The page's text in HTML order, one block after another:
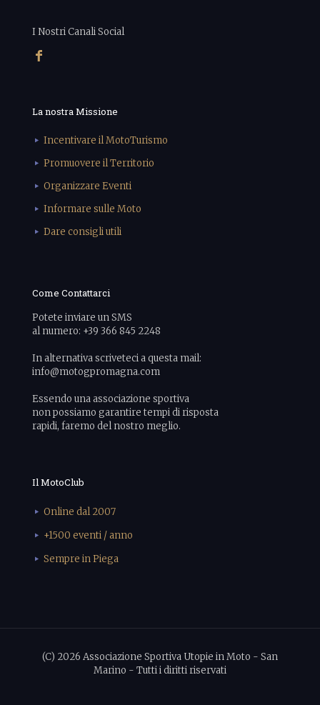
I Nostri Canali Social
La nostra Missione
Incentivare il MotoTurismo
Promuovere il Territorio
Organizzare Eventi
Informare sulle Moto
Dare consigli utili
Come Contattarci
Potete inviare un SMS
al numero: +39 366 845 2248
In alternativa scriveteci a questa mail:
info@motogpromagna.com
Essendo una associazione sportiva
non possiamo garantire tempi di risposta
rapidi, faremo del nostro meglio.
Il MotoClub
Online dal 2007
+1500 eventi / anno
Sempre in Piega
(C) 2026 Associazione Sportiva Utopie in Moto - San
Marino - Tutti i diritti riservati